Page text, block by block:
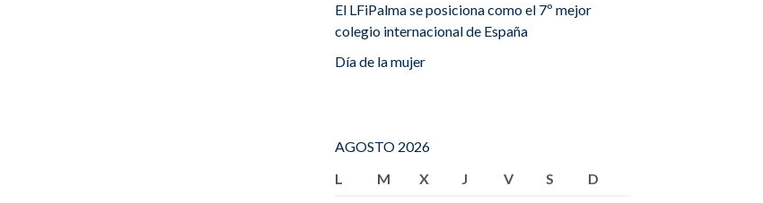
El LFiPalma se posiciona como el 7º mejor
colegio internacional de España
Día de la mujer
AGOSTO 2026
L
M X J V S
D